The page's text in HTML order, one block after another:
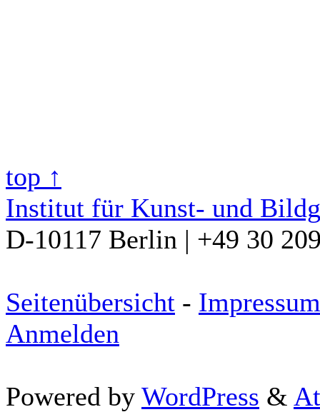
top ↑
Institut für Kunst- und
D-10117 Berlin | +49 30
Seitenübersicht - Impressum
Anmelden
Powered by WordPress &